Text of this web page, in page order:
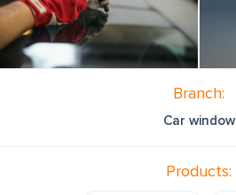
Branch:
Car window
Products: